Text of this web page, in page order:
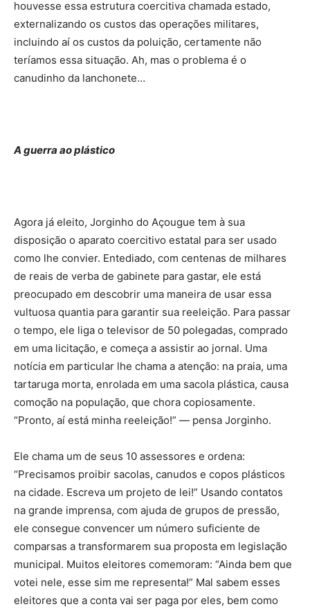
houvesse essa estrutura coercitiva chamada estado,
externalizando os custos das operações militares,
incluindo aí os custos da poluição, certamente não
teríamos essa situação. Ah, mas o problema é o
canudinho da lanchonete…
A guerra ao plástico
Agora já eleito, Jorginho do Açougue tem à sua
disposição o aparato coercitivo estatal para ser usado
como lhe convier. Entediado, com centenas de milhares
de reais de verba de gabinete para gastar, ele está
preocupado em descobrir uma maneira de usar essa
vultuosa quantia para garantir sua reeleição. Para passar
o tempo, ele liga o televisor de 50 polegadas, comprado
em uma licitação, e começa a assistir ao jornal. Uma
notícia em particular lhe chama a atenção: na praia, uma
tartaruga morta, enrolada em uma sacola plástica, causa
comoção na população, que chora copiosamente.
“Pronto, aí está minha reeleição!” — pensa Jorginho.
Ele chama um de seus 10 assessores e ordena:
“Precisamos proibir sacolas, canudos e copos plásticos
na cidade. Escreva um projeto de lei!” Usando contatos
na grande imprensa, com ajuda de grupos de pressão,
ele consegue convencer um número suficiente de
comparsas a transformarem sua proposta em legislação
municipal. Muitos eleitores comemoram: “Ainda bem que
votei nele, esse sim me representa!” Mal sabem esses
eleitores que a conta vai ser paga por eles, bem como